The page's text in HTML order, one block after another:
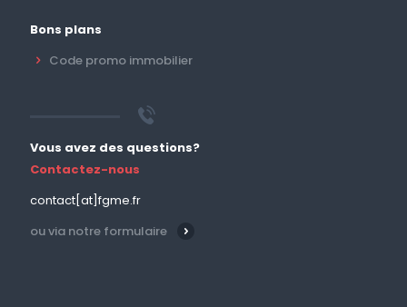
Bons plans
Code promo immobilier
Vous avez des questions?
Contactez-nous
contact[at]fgme.fr
ou via notre formulaire